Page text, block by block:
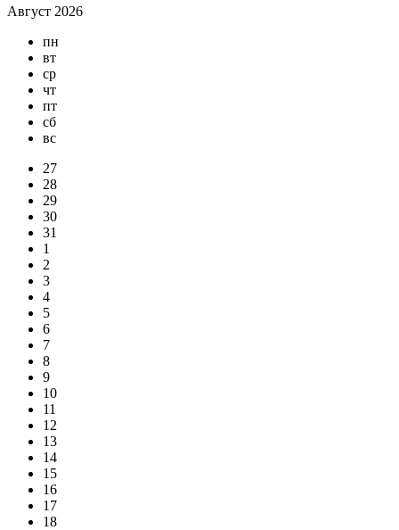
Август 2026
пн
вт
ср
чт
пт
сб
вс
27
28
29
30
31
1
2
3
4
5
6
7
8
9
10
11
12
13
14
15
16
17
18